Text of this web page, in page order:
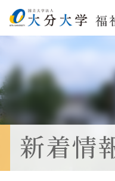
新着情